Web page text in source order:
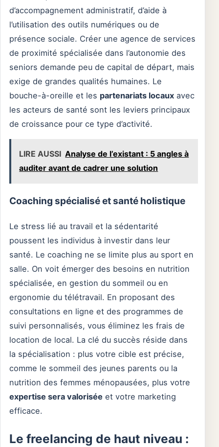
d’accompagnement administratif, d’aide à
l’utilisation des outils numériques ou de
présence sociale. Créer une agence de services
de proximité spécialisée dans l’autonomie des
seniors demande peu de capital de départ, mais
exige de grandes qualités humaines. Le
bouche-à-oreille et les partenariats locaux avec
les acteurs de santé sont les leviers principaux
de croissance pour ce type d’activité.
LIRE AUSSI Analyse de l’existant : 5 angles à
auditer avant de cadrer une solution
Coaching spécialisé et santé holistique
Le stress lié au travail et la sédentarité
poussent les individus à investir dans leur
santé. Le coaching ne se limite plus au sport en
salle. On voit émerger des besoins en nutrition
spécialisée, en gestion du sommeil ou en
ergonomie du télétravail. En proposant des
consultations en ligne et des programmes de
suivi personnalisés, vous éliminez les frais de
location de local. La clé du succès réside dans
la spécialisation : plus votre cible est précise,
comme le sommeil des jeunes parents ou la
nutrition des femmes ménopausées, plus votre
expertise sera valorisée et votre marketing
efficace.
Le freelancing de haut niveau :